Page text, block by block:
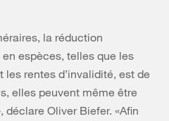
la réduction
espèces, telles que les
rentes d’invalidité, est de
elles peuvent même être
Oliver Biefer. «Afin